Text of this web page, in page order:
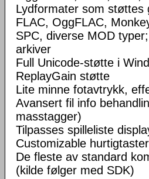
Lydformater som støttes
FLAC, OggFLAC,
SPC, diverse MOD
arkiver
Full Unicode-støtte i
ReplayGain støtte
Lite minne fotavtrykk,
Avansert fil info
masstagger)
Tilpasses spilleliste
Customizable hurtigtaster
De fleste av standard
(kilde følger med SDK)